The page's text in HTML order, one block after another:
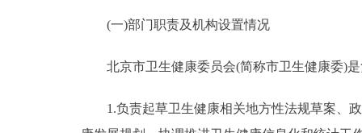
(一)部门职责及机构设置情况
北京市卫生健康委员会(简称市卫生健康委)是
1.负责起草卫生健康相关地方性法规草案、政